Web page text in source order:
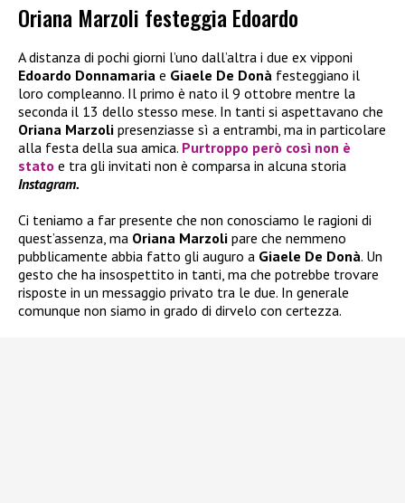
Oriana Marzoli festeggia Edoardo
A distanza di pochi giorni l’uno dall’altra i due ex vipponi
Edoardo Donnamaria e Giaele De Donà festeggiano il
loro compleanno. Il primo è nato il 9 ottobre mentre la
seconda il 13 dello stesso mese. In tanti si aspettavano che
Oriana Marzoli presenziasse sì a entrambi, ma in particolare
alla festa della sua amica. Purtroppo però così non è
stato e tra gli invitati non è comparsa in alcuna storia
Instagram.
Ci teniamo a far presente che non conosciamo le ragioni di
quest’assenza, ma Oriana Marzoli pare che nemmeno
pubblicamente abbia fatto gli auguro a Giaele De Donà. Un
gesto che ha insospettito in tanti, ma che potrebbe trovare
risposte in un messaggio privato tra le due. In generale
comunque non siamo in grado di dirvelo con certezza.